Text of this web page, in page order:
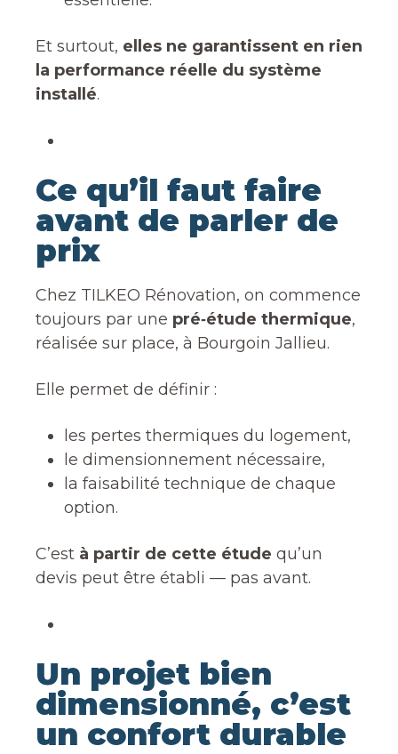
Et surtout, elles ne garantissent en rien
la performance réelle du système
installé.
Ce qu’il faut faire
avant de parler de
prix
Chez TILKEO Rénovation, on commence
toujours par une pré‑étude thermique,
réalisée sur place, à Bourgoin Jallieu.
Elle permet de définir :
les pertes thermiques du logement,
le dimensionnement nécessaire,
la faisabilité technique de chaque
option.
C’est à partir de cette étude qu’un
devis peut être établi — pas avant.
Un projet bien
dimensionné, c’est
un confort durable